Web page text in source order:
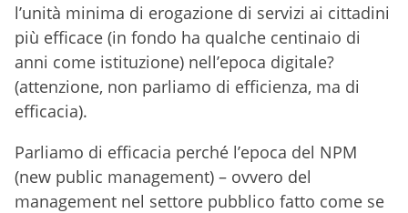
l’unità minima di erogazione di servizi ai cittadini
più efficace (in fondo ha qualche centinaio di
anni come istituzione) nell’epoca digitale?
(attenzione, non parliamo di efficienza, ma di
efficacia).
Parliamo di efficacia perché l’epoca del NPM
(new public management) – ovvero del
management nel settore pubblico fatto come se